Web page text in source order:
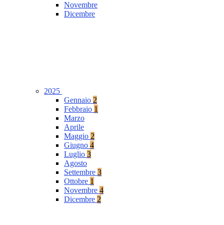
Novembre
Dicembre
2025
Gennaio 2
Febbraio 1
Marzo
Aprile
Maggio 2
Giugno 4
Luglio 3
Agosto
Settembre 3
Ottobre 1
Novembre 4
Dicembre 2